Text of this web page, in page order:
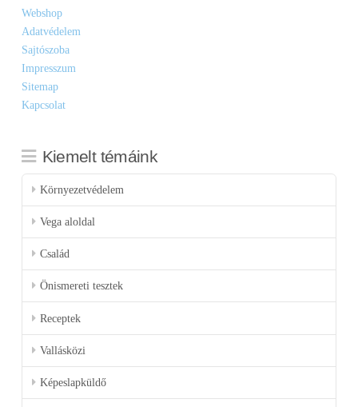
Webshop
Adatvédelem
Sajtószoba
Impresszum
Sitemap
Kapcsolat
Kiemelt témáink
Környezetvédelem
Vega aloldal
Család
Önismereti tesztek
Receptek
Vallásközi
Képeslapküldő